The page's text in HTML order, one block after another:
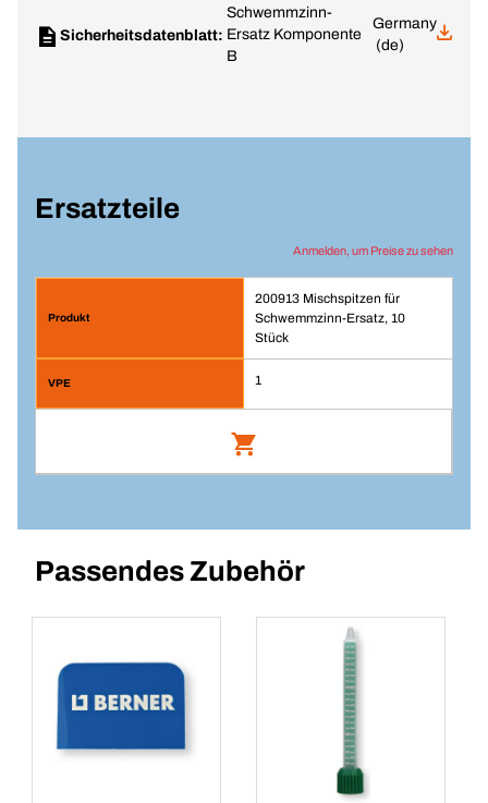
Sicherheitsdatenblatt:
Schwemmzinn-
Ersatz Komponente
B
Germany
(de)
Ersatzteile
Anmelden, um Preise zu sehen
200913 Mischspitzen für
Schwemmzinn-Ersatz, 10
Stück
1
10 Stück
Passendes Zubehör